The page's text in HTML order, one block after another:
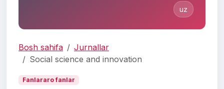
uz
Bosh sahifa
Jurnallar
Social science and innovation
Fanlararo fanlar